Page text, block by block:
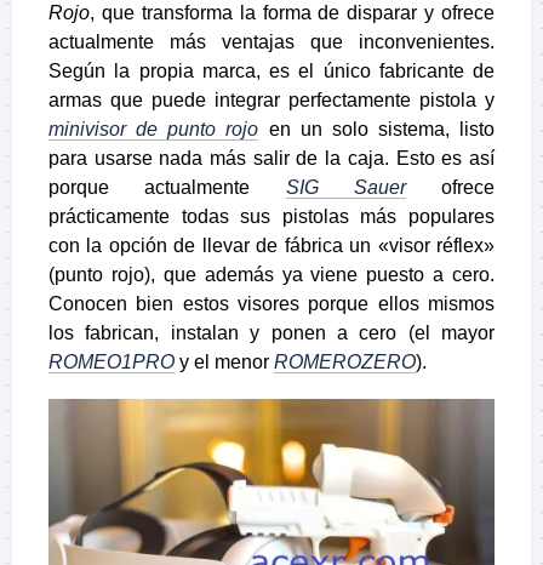
Rojo, que transforma la forma de disparar y ofrece
actualmente más ventajas que inconvenientes.
Según la propia marca, es el único fabricante de
armas que puede integrar perfectamente pistola y
minivisor de punto rojo en un solo sistema, listo
para usarse nada más salir de la caja. Esto es así
porque actualmente SIG Sauerofrece
prácticamente todas sus pistolas más populares
con la opción de llevar de fábrica un «visor réflex»
(punto rojo), que además ya viene puesto a cero.
Conocen bien estos visores porque ellos mismos
los fabrican, instalan y ponen a cero (el mayor
ROMEO1PRO y el menor ROMEROZERO).